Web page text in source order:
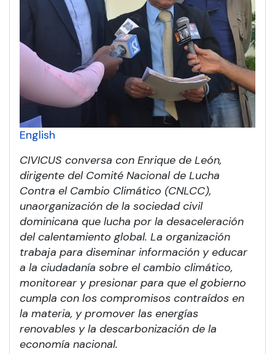
English
CIVICUS conversa con Enrique de León,
dirigente del Comité Nacional de Lucha
Contra el Cambio Climático (CNLCC),
unaorganización de la sociedad civil
dominicana que lucha por la desaceleración
del calentamiento global. La organización
trabaja para diseminar información y educar
a la ciudadanía sobre el cambio climático,
monitorear y presionar para que el gobierno
cumpla con los compromisos contraídos en
la materia, y promover las energías
renovables y la descarbonización de la
economía nacional.